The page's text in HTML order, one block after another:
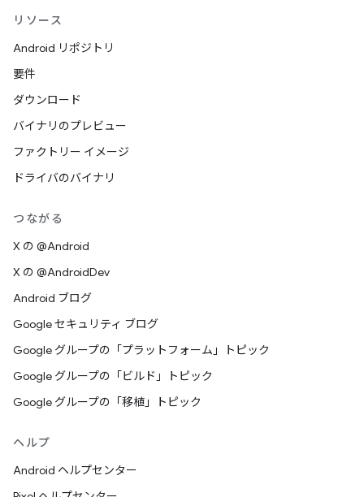
リソース
Android リポジトリ
要件
ダウンロード
バイナリのプレビュー
ファクトリー イメージ
ドライバのバイナリ
つながる
X の @Android
X の @AndroidDev
Android ブログ
Google セキュリティ ブログ
Google グループの「プラットフォーム」トピック
Google グループの「ビルド」トピック
Google グループの「移植」トピック
ヘルプ
Android ヘルプセンター